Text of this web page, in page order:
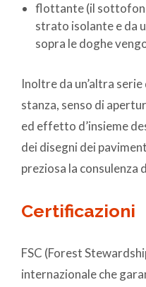
flottante (il
strato isolante e da
sopra le doghe
Inoltre da un’altra
stanza, senso di
ed effetto d’insieme
dei disegni dei
preziosa la consulenza
Certificazioni
FSC (Forest
internazionale che